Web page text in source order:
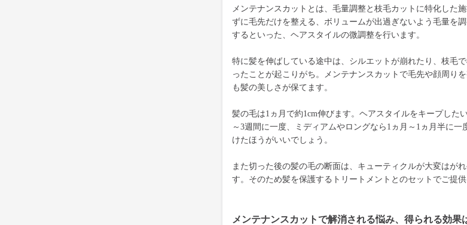
メンテナンスカットとは、毛量調整と枝毛カットに特化した
ずに毛先だけを整える、ボリュームが出過ぎないよう毛量を
するといった、ヘアスタイルの微調整を行います。
特に髪を伸ばしている途中は、シルエットが崩れたり、枝毛
ったことが起こりがち。メンテナンスカットで毛先や顔周り
も髪の美しさが保てます。
髪の毛は1ヵ月で約1cm伸びます。ヘアスタイルをキープした
～3週間に一度、ミディアムやロングなら1ヵ月～1ヵ月半に一
けたほうがいいでしょう。
また切った後の髪の毛の断面は、キューティクルが大変はが
す。そのため髪を保護するトリートメントとのセットでご提供
メンテナンスカットで解消される悩み、得られる効果